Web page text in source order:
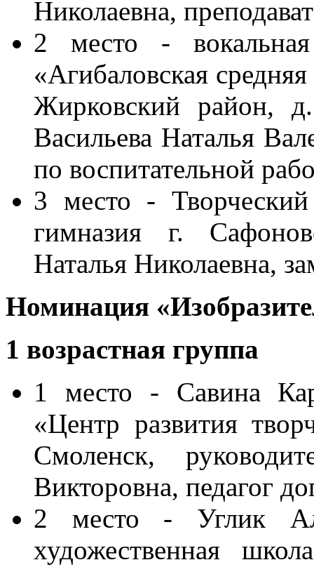
Николаевна,
2 место -
«Агибаловская
Жирковский район,
Васильева Наталья
по воспитательной
3 место -
гимназия г.
Наталья Николаевна,
Номинация
1 возрастная группа
1 место - Савина
«Центр развития
Смоленск,
Викторовна, педагог
2 место - Углик
художественная